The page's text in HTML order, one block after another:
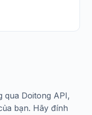
qua Doitong API,
bạn. Hãy đính